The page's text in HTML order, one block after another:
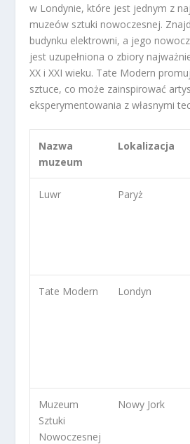
w Londynie, które jest jednym z
muzeów sztuki nowoczesnej.
budynku elektrowni, a jego
jest uzupełniona o zbiory
XX i XXI wieku. Tate Modern
sztuce, co może zainspirować
eksperymentowania z własnymi
Nazwa
muzeum
Lokalizacja
Luwr Paryż
Tate Modern Londyn
Muzeum
Sztuki
Nowoczesnej
Nowy Jork